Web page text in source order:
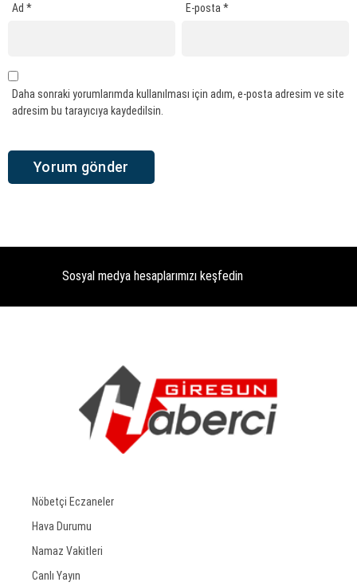
Ad * E-posta*
Daha sonraki yorumlarımda kullanılması için adım, e-posta adresim ve site
adresim bu tarayıcıya kaydedilsin.
Sosyal medya hesaplarımızı keşfedin
Nöbetçi Eczaneler
Hava Durumu
Namaz Vakitleri
Canlı Yayın